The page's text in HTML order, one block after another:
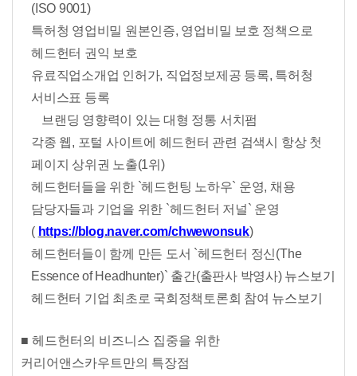
(ISO 9001)
특허청 영업비밀 원본인증, 영업비밀 보호 정책으로
헤드헌터 권익 보호
유료직업소개업 인허가, 직업정보제공 등록, 특허청
서비스표 등록
브랜딩 영향력이 있는 대형 정통 서치펌
각종 웹, 포털 사이트에 헤드헌터 관련 검색시 항상 첫
페이지 상위권 노출(1위)
헤드헌터들을 위한 `헤드헌팅 노하우` 운영, 채용
담당자들과 기업을 위한 `헤드헌터 저널` 운영
( https://blog.naver.com/chwewonsuk)
헤드헌터들이 함께 만든 도서 `헤드헌터 정신 (The
Essence of Headhunter)` 출간(출판사 박영사) 뉴스보기
헤드헌터 기업 최초로 국회정책토론회 참여 뉴스보기
■ 헤드헌터의 비즈니스 집중을 위한
커리어앤스카우트만의 특장점